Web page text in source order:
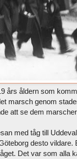
års åldern som
marsch genom
att se dem
med tåg till
desto vildare.
Det var som alla